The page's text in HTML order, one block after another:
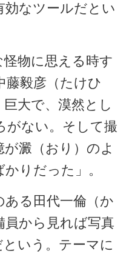
効なツールだとい
物に思える時す
藤毅彦（たけひ
大で、漠然とし
がない。そして撮
澱（おり）のよ
りだった」。
る田代一倫（か
から見れば写真
いう。テーマに